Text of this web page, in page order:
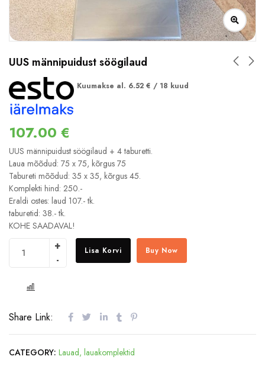
UUS männipuidust söögilaud
Kuumakse al. 6.52 € / 18 kuud
107.00 €
UUS männipuidust söögilaud + 4 taburetti.
Laua mõõdud: 75 x 75, kõrgus 75
Tabureti mõõdud: 35 x 35, kõrgus 45.
Komplekti hind: 250.-
Eraldi ostes: laud 107.- tk.
taburetid: 38.- tk.
KOHE SAADAVAL!
Lisa Korvi Buy Now
Share Link:
CATEGORY: Lauad, lauakomplektid